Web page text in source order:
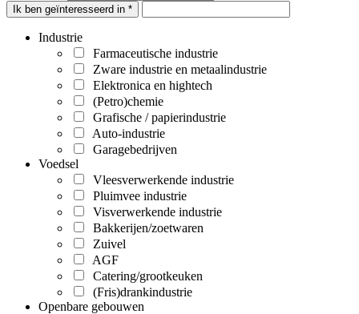
Ik ben geïnteresseerd in *
Industrie
Farmaceutische industrie
Zware industrie en metaalindustrie
Elektronica en hightech
(Petro)chemie
Grafische / papierindustrie
Auto-industrie
Garagebedrijven
Voedsel
Vleesverwerkende industrie
Pluimvee industrie
Visverwerkende industrie
Bakkerijen/zoetwaren
Zuivel
AGF
Catering/grootkeuken
(Fris)drankindustrie
Openbare gebouwen